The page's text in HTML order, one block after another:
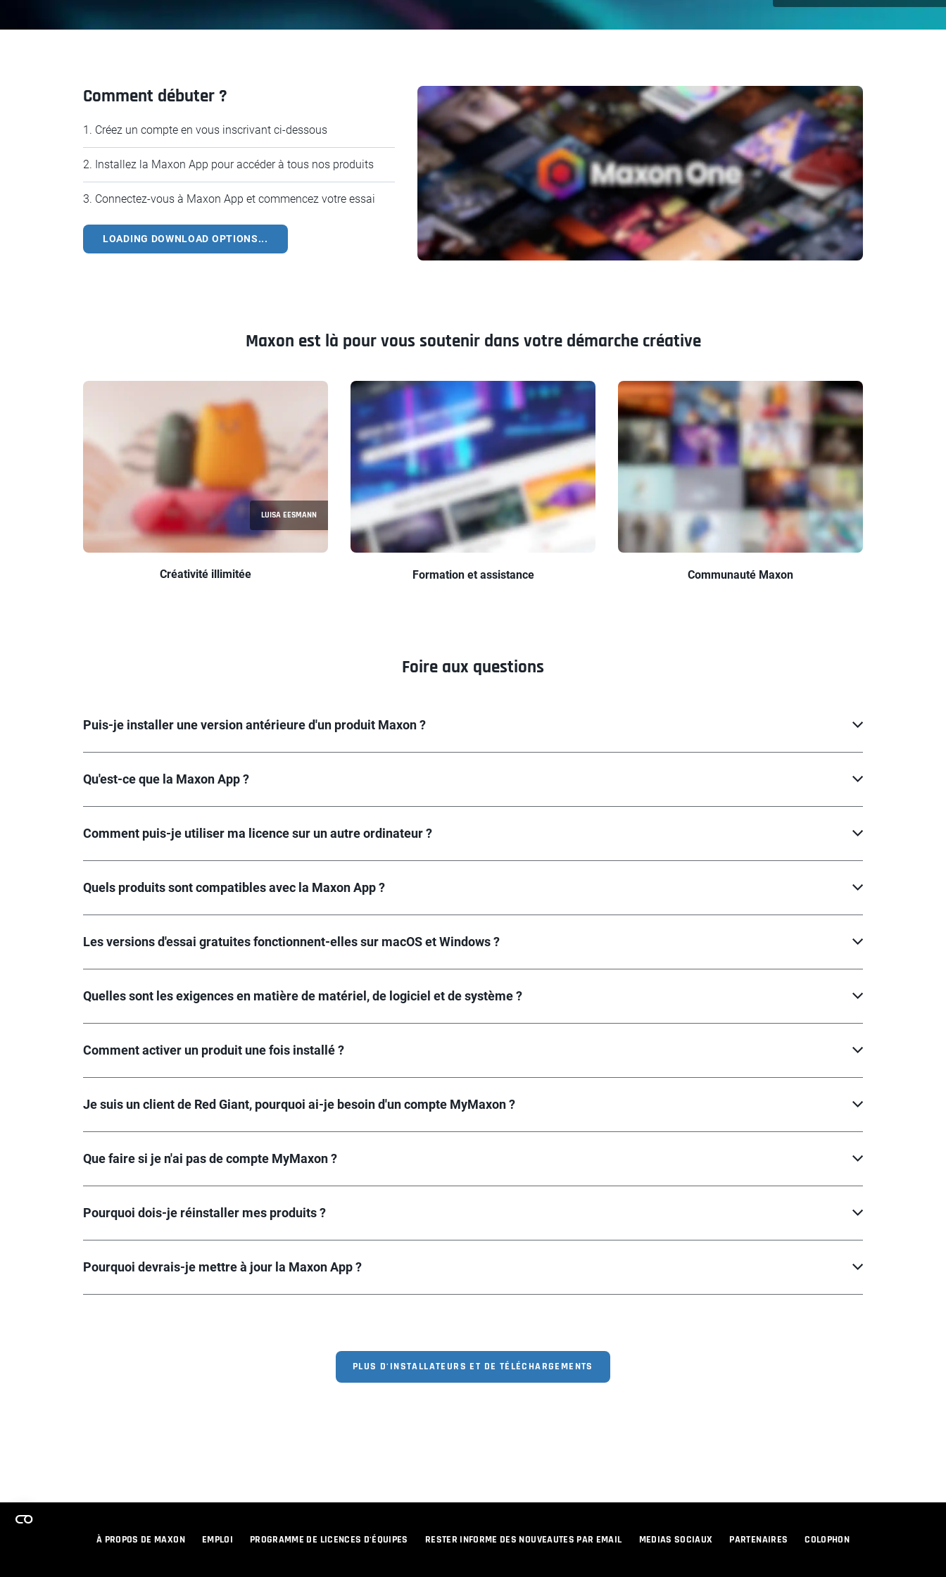
Comment débuter ?
1. Créez un compte en vous inscrivant ci-dessous
2. Installez la Maxon App pour accéder à tous nos produits
3. Connectez-vous à Maxon App et commencez votre essai
LOADING DOWNLOAD OPTIONS...
Maxon est là pour vous soutenir dans votre démarche créative
LUISA EESMANN
Créativité illimitée Formation et assistance Communauté Maxon
Foire aux questions
Puis-je installer une version antérieure d'un produit Maxon ?
Qu'est-ce que la Maxon App ?
Comment puis-je utiliser ma licence sur un autre ordinateur ?
Quels produits sont compatibles avec la Maxon App ?
Les versions d'essai gratuites fonctionnent-elles sur macOS et Windows ?
Quelles sont les exigences en matière de matériel, de logiciel et de système ?
Comment activer un produit une fois installé ?
Je suis un client de Red Giant, pourquoi ai-je besoin d'un compte MyMaxon ?
Que faire si je n'ai pas de compte MyMaxon ?
Pourquoi dois-je réinstaller mes produits ?
Pourquoi devrais-je mettre à jour la Maxon App ?
PLUS D'INSTALLATEURS ET DE TÉLÉCHARGEMENTS
À PROPOS DE MAXON EMPLOI PROGRAMME DE LICENCES D'ÉQUIPES RESTER INFORME DES NOUVEAUTES PAR EMAIL MEDIAS SOCIAUX PARTENAIRES
COLOPHON